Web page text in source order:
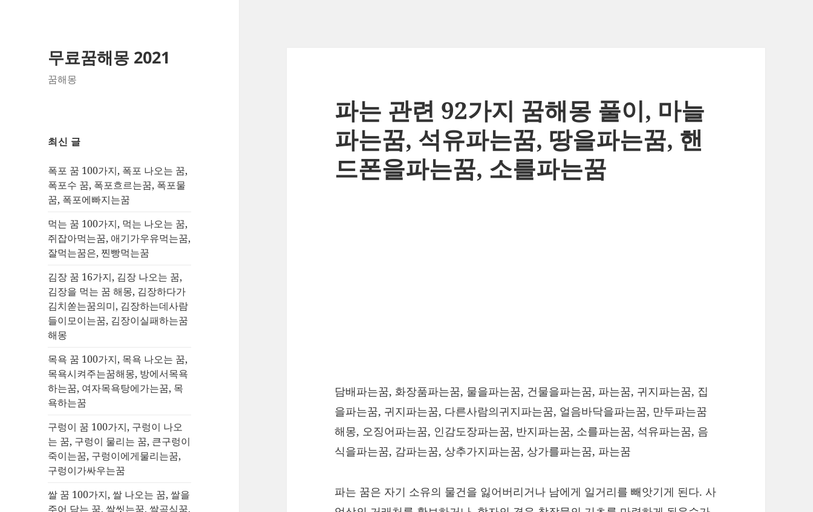
무료꿈해몽 2021
꿈해몽
최신 글
폭포 꿈 100가지, 폭포 나오는 꿈,
폭포수 꿈, 폭포흐르는꿈, 폭포물
꿈, 폭포에빠지는꿈
먹는 꿈 100가지, 먹는 나오는 꿈,
쥐잡아먹는꿈, 애기가우유먹는꿈,
잘먹는꿈은, 찐빵먹는꿈
김장 꿈 16가지, 김장 나오는 꿈,
김장을 먹는 꿈 해몽, 김장하다가
김치쏟는꿈의미, 김장하는데사람
들이모이는꿈, 김장이실패하는꿈
해몽
목욕 꿈 100가지, 목욕 나오는 꿈,
목욕시켜주는꿈해몽, 방에서목욕
하는꿈, 여자목욕탕에가는꿈, 목
욕하는꿈
구렁이 꿈 100가지, 구렁이 나오
는 꿈, 구렁이 물리는 꿈, 큰구렁이
죽이는꿈, 구렁이에게물리는꿈,
구렁이가싸우는꿈
쌀 꿈 100가지, 쌀 나오는 꿈, 쌀을
주어 담는 꿈, 쌀씻는꿈, 쌀곡식꿈,
파는 관련 92가지 꿈해몽 풀이, 마늘
파는꿈, 석유파는꿈, 땅을파는꿈, 핸
드폰을파는꿈, 소를파는꿈
담배파는꿈, 화장품파는꿈, 물을파는꿈, 건물을파는꿈, 파는꿈, 귀지파는꿈, 집
을파는꿈, 귀지파는꿈, 다른사람의귀지파는꿈, 얼음바닥을파는꿈, 만두파는꿈
해몽, 오징어파는꿈, 인감도장파는꿈, 반지파는꿈, 소를파는꿈, 석유파는꿈, 음
식을파는꿈, 감파는꿈, 상추가지파는꿈, 상가를파는꿈, 파는꿈
파는 꿈은 자기 소유의 물건을 잃어버리거나 남에게 일거리를 빼앗기게 된다. 사